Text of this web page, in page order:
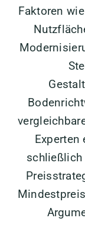
Faktoren
Experten
schließlich